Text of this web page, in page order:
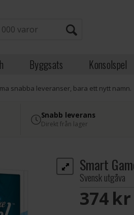
Byggsats Konsolspel
snabba leveranser, bara ett nytt namn.
Snabb leverans
Direkt från lager
Smart
Svensk utgåva
374 SEK